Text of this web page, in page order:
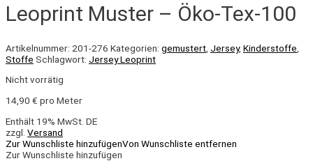
Leoprint Muster – Öko-Tex-100
Artikelnummer: 201-276 Kategorien: gemustert Jersey, Kinderstoffe
Stoffe Schlagwort: Jersey Leoprint
Nicht vorrätig
14,90 € pro Meter
Enthält 19% MwSt. DE
zzgl. Versand
Zur Wunschliste hinzufügenVon Wunschliste entfernen
Zur Wunschliste hinzufügen